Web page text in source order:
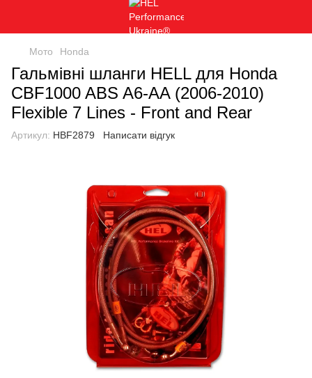
Мото Honda
Гальмівні шланги HELL для Honda
CBF1000 ABS A6-AA (2006-2010)
Flexible 7 Lines - Front and Rear
Артикул: HBF2879 Написати відгук